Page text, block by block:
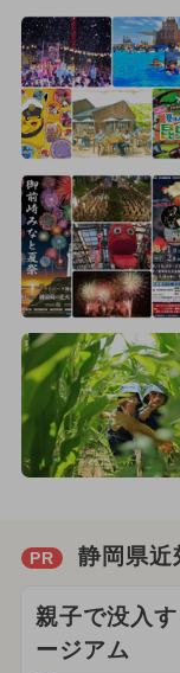
PR 静岡県近
親子で没入
ージアム